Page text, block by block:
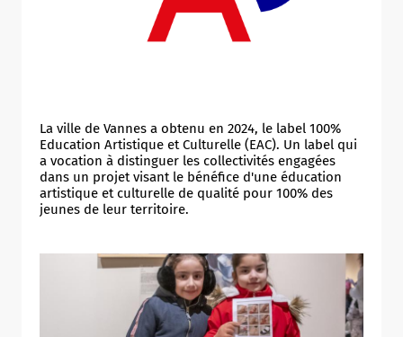
La ville de Vannes a obtenu en 2024, le label 100%
Education Artistique et Culturelle (EAC). Un label qui
a vocation à distinguer les collectivités engagées
dans un projet visant le bénéfice d'une éducation
artistique et culturelle de qualité pour 100% des
jeunes de leur territoire.